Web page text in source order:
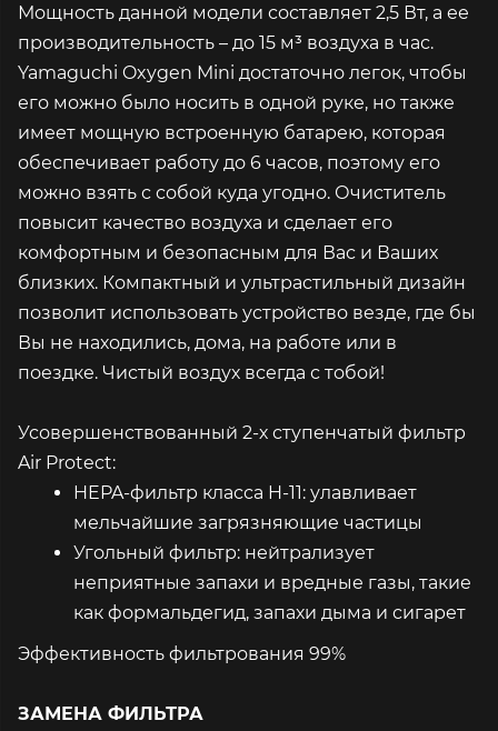
Мощность данной модели составляет 2,5 Вт, а ее
производительность – до 15 м³ воздуха в час.
Yamaguchi Oxygen Mini достаточно легок, чтобы
его можно было носить в одной руке, но также
имеет мощную встроенную батарею, которая
обеспечивает работу до 6 часов, поэтому его
можно взять с собой куда угодно. Очиститель
повысит качество воздуха и сделает его
комфортным и безопасным для Вас и Ваших
близких. Компактный и ультрастильный дизайн
позволит использовать устройство везде, где бы
Вы не находились, дома, на работе или в
поездке. Чистый воздух всегда с тобой!
Усовершенствованный 2-х ступенчатый фильтр
Air Protect:
HEPA-фильтр класса H-11: улавливает
мельчайшие загрязняющие частицы
Угольный фильтр: нейтрализует
неприятные запахи и вредные газы, такие
как формальдегид, запахи дыма и сигарет
Эффективность фильтрования 99%
ЗАМЕНА ФИЛЬТРА